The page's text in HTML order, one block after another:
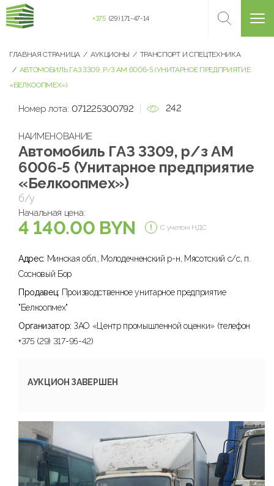
+375 (29) 171-47-14
ГЛАВНАЯ СТРАНИЦА АУКЦИОНЫ
ТРАНСПОРТ И СПЕЦТЕХНИКА
АВТОМОБИЛЬ ГАЗ 3309, Р/З АМ 6006-5 (УНИТАРНОЕ ПРЕДПРИЯТИЕ
«БЕЛКООПМЕХ»)
Номер лота: 071225300792 242
НАИМЕНОВАНИЕ
Автомобиль ГАЗ 3309, р/з АМ
6006-5 (Унитарное предприятие
«Белкоопмех»)
б/у
Начальная цена:
4 140.00 BYN С учетом НДС
Адрес: Минская обл., Молодечненский р-н, Мясотский с/с, п.
Сосновый Бор
Продавец: Производственное унитарное предприятие
"Белкоопмех"
Организатор: ЗАО «Центр промышленной оценки» (телефон
+375 (29) 317-95-42)
АУКЦИОН ЗАВЕРШЕН